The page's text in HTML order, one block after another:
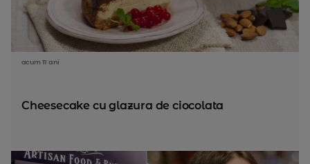
acum 11 ani
Cheesecake cu glazura de ciocolata